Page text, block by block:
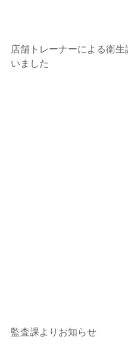
店舗トレーナーによる衛
いました
監査課よりお知らせ